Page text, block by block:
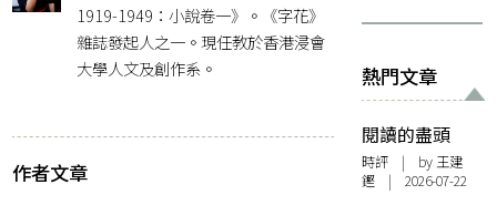
1919-1949：小說卷一》。《字花》
雜誌發起人之一。現任教於香港浸會
大學人文及創作系。
作者文章
熱門文章
閱讀的盡頭
時評 | by 王建
鏗 | 2026-07-22